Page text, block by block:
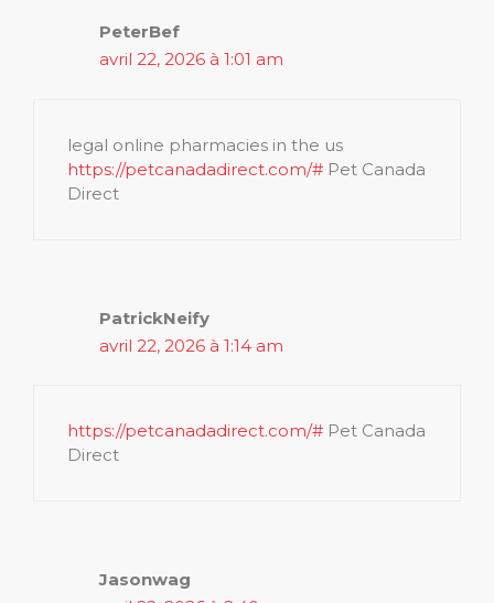
PeterBef
avril 22, 2026 à 1:01 am
legal online pharmacies in the us
https://petcanadadirect.com/# Pet Canada
Direct
PatrickNeify
avril 22, 2026 à 1:14 am
https://petcanadadirect.com/# Pet Canada
Direct
Jasonwag